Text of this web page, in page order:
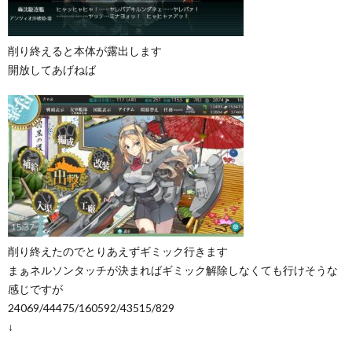
削り終えると本体が露出します
開放してあげねば
削り終えたのでとりあえずギミック行きます
まぁネルソンタッチが決まればギミック解除しなくても行けそうな
感じですが
24069/44475/160592/43515/829
↓